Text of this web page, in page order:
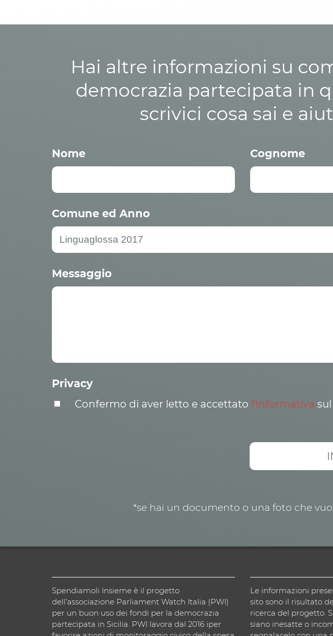
Hai altre informazioni su
democrazia partecipata in
scrivici cosa sai e
Nome Cognome
Comune ed Anno
Messaggio
Privacy
Confermo di aver letto e accettato l’informativa
*se hai un documento o una foto che
Spendiamoli Insieme è il progetto
dell’associazione Parliament Watch Italia (PWI)
per un buon uso dei fondi per la democrazia
partecipata in Sicilia. PWI lavora dal 2016 iper
Le informazioni
sito sono il risultato
ricerca del progetto.
siano inesatte o